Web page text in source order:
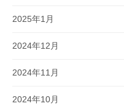
2025年1月
2024年12月
2024年11月
2024年10月